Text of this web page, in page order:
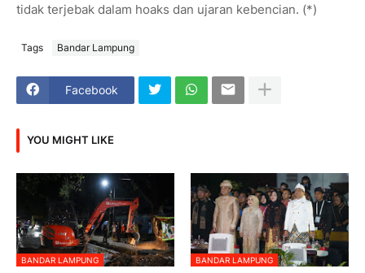
tidak terjebak dalam hoaks dan ujaran kebencian. (*)
Tags Bandar Lampung
Facebook
YOU MIGHT LIKE
BANDAR LAMPUNG BANDAR LAMPUNG